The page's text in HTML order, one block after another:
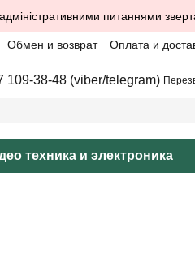
питаннями
Обмен и возврат Оплата и
109-38-48 (viber/telegram)
техника и электроника